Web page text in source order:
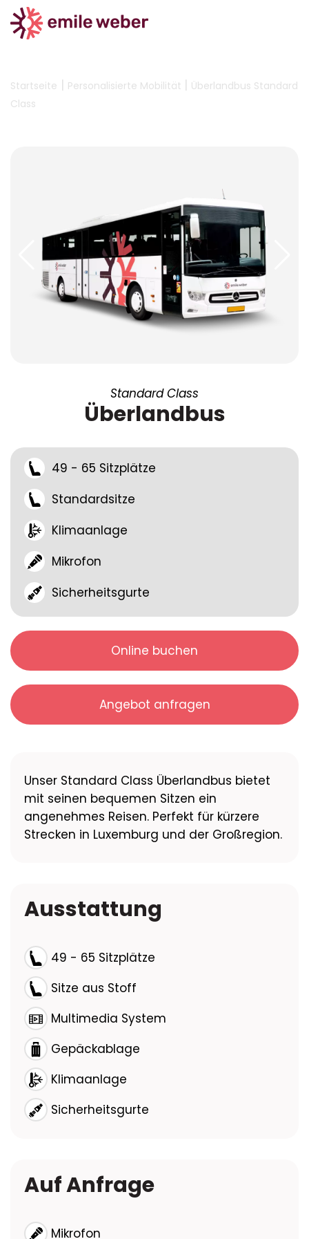
Startseite | Personalisierte Mobilität | Überlandbus Standard
Class
Standard Class
Überlandbus
49 - 65 Sitzplätze
Standardsitze
Klimaanlage
Mikrofon
Sicherheitsgurte
Online buchen
Angebot anfragen
Unser Standard Class Überlandbus bietet
mit seinen bequemen Sitzen ein
angenehmes Reisen. Perfekt für kürzere
Strecken in Luxemburg und der Großregion.
Ausstattung
49 - 65 Sitzplätze
Sitze aus Stoff
Multimedia System
Gepäckablage
Klimaanlage
Sicherheitsgurte
Auf Anfrage
Mikrofon